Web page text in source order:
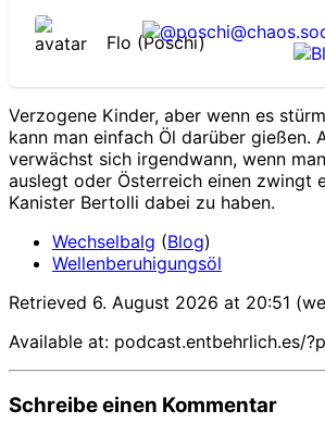
Flo (Poschi)
Verzogene Kinder, aber wenn es
kann man einfach Öl darüber gießen.
verwächst sich irgendwann, wenn
auslegt oder Österreich einen zwingt
Kanister Bertolli dabei zu haben.
Wechselbalg (Blog)
Wellenberuhigungsöl
Retrieved 6. August 2026 at 20:51
Available at: podcast.entbehrlich.es/
Schreibe einen Kommentar